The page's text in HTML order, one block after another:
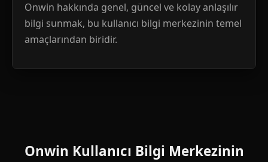
Onwin hakkında genel, güncel ve kolay anlaşılır
bilgi sunmak, bu kullanıcı bilgi merkezinin temel
amaçlarından biridir.
Onwin Kullanıcı Bilgi Merkezinin